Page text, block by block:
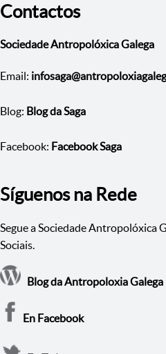
Contactos
Sociedade Antropolóxica Galega
Email:
Blog: Blog da Saga
Facebook: Facebook Saga
Síguenos na Rede
Segue a Sociedade Antropolóxica
Sociais.
Blog da Antropoloxia Galega
En Facebook